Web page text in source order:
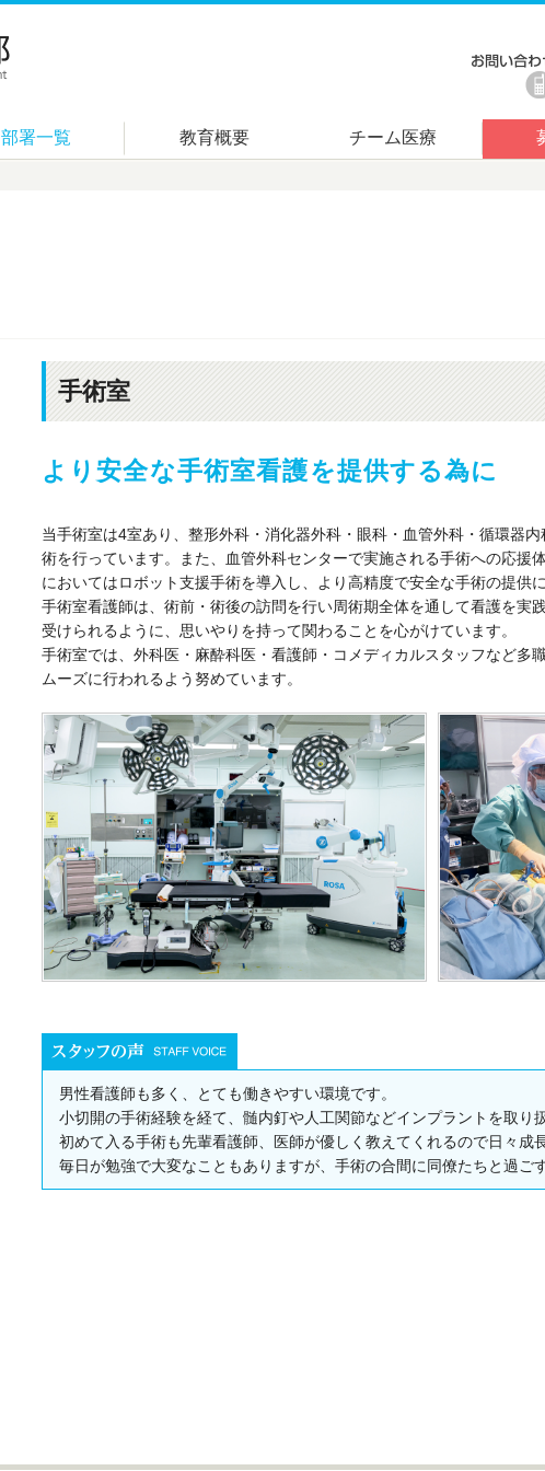
部署一覧 教育概要 チーム医療
手術室
より安全な手術室看護を提供する為に
当手術室は4室あり、整形外科・消化器外科・眼科・血管外科・循環器
術を行っています。また、血管外科センターで実施される手術への応援
においてはロボット支援手術を導入し、より高精度で安全な手術の提供
手術室看護師は、術前・術後の訪問を行い周術期全体を通して看護を実
受けられるように、思いやりを持って関わることを心がけています。
手術室では、外科医・麻酔科医・看護師・コメディカルスタッフなど多
ムーズに行われるよう努めています。
男性看護師も多く、とても働きやすい環境です。
小切開の手術経験を経て、髄内釘や人工関節などインプラントを取り
初めて入る手術も先輩看護師、医師が優しく教えてくれるので日々成
毎日が勉強で大変なこともありますが、手術の合間に同僚たちと過ご